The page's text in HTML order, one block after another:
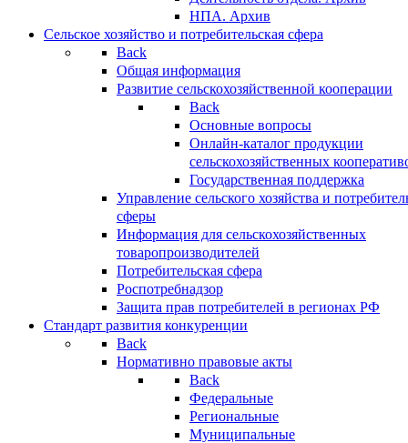
НПА. Архив
Сельское хозяйство и потребительская сфера
Back
Общая информация
Развитие сельскохозяйственной кооперации
Back
Основные вопросы
Онлайн-каталог продукции
сельскохозяйственных
Государственная поддержка
Управление сельского хозяйства и
сферы
Информация для сельскохозяйственных
товаропроизводителей
Потребительская сфера
Роспотребнадзор
Защита прав потребителей в регионах РФ
Стандарт развития конкуренции
Back
Нормативно правовые акты
Back
Федеральные
Региональные
Муниципальные